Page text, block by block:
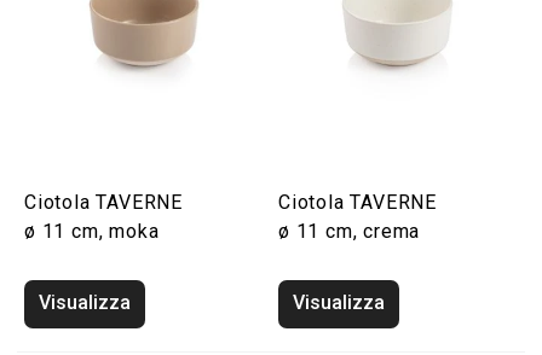
Ciotola TAVERNE
ø 11 cm, moka
Visualizza
Ciotola TAVERNE
ø 11 cm, crema
Visualizza